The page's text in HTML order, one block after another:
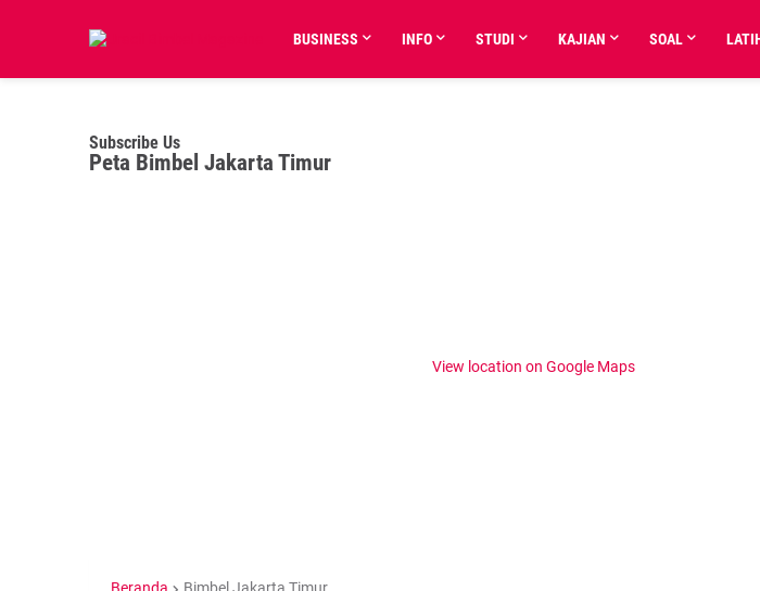
BUSINESS INFO STUDI KAJIAN SOAL
Subscribe Us
Peta Bimbel Jakarta Timur
View location on Google Maps